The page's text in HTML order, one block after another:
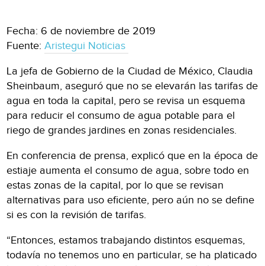
Fecha: 6 de noviembre de 2019
Fuente:Aristegui Noticias
La jefa de Gobierno de la Ciudad de México, Claudia
Sheinbaum, aseguró que no se elevarán las tarifas de
agua en toda la capital, pero se revisa un esquema
para reducir el consumo de agua potable para el
riego de grandes jardines en zonas residenciales.
En conferencia de prensa, explicó que en la época de
estiaje aumenta el consumo de agua, sobre todo en
estas zonas de la capital, por lo que se revisan
alternativas para uso eficiente, pero aún no se define
si es con la revisión de tarifas.
“Entonces, estamos trabajando distintos esquemas,
todavía no tenemos uno en particular, se ha platicado